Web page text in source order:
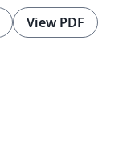
View PDF